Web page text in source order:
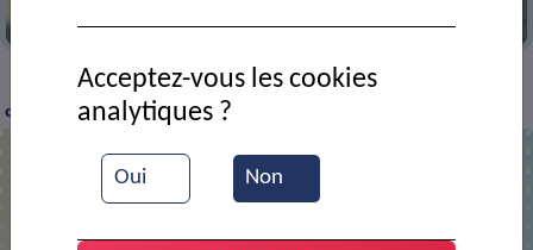
> VIE MUNICIPALE > Ressources documentaires
conseil municipal jeune
Oui Non
Acceptez-vous les cookies
analytiques ?